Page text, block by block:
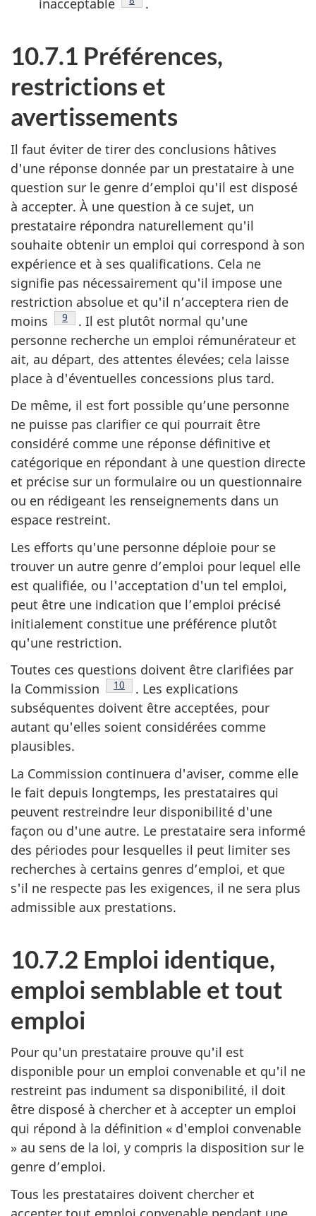
inacceptable .
10.7.1 Préférences,
restrictions et
avertissements
Il faut éviter de tirer des conclusions hâtives
d'une réponse donnée par un prestataire à une
question sur le genre d’emploi qu'il est disposé
à accepter. À une question à ce sujet, un
prestataire répondra naturellement qu'il
souhaite obtenir un emploi qui correspond à son
expérience et à ses qualifications. Cela ne
signifie pas nécessairement qu'il impose une
restriction absolue et qu'il n’acceptera rien de
moins
Note de bas de page
9
. Il est plutôt normal qu'une
personne recherche un emploi rémunérateur et
ait, au départ, des attentes élevées; cela laisse
place à d'éventuelles concessions plus tard.
De même, il est fort possible qu’une personne
ne puisse pas clarifier ce qui pourrait être
considéré comme une réponse définitive et
catégorique en répondant à une question directe
et précise sur un formulaire ou un questionnaire
ou en rédigeant les renseignements dans un
espace restreint.
Les efforts qu'une personne déploie pour se
trouver un autre genre d’emploi pour lequel elle
est qualifiée, ou l'acceptation d'un tel emploi,
peut être une indication que l’emploi précisé
initialement constitue une préférence plutôt
qu'une restriction.
Toutes ces questions doivent être clarifiées par
la Commission
Note de bas de page
10
. Les explications
subséquentes doivent être acceptées, pour
autant qu'elles soient considérées comme
plausibles.
La Commission continuera d'aviser, comme elle
le fait depuis longtemps, les prestataires qui
peuvent restreindre leur disponibilité d'une
façon ou d'une autre. Le prestataire sera informé
des périodes pour lesquelles il peut limiter ses
recherches à certains genres d’emploi, et que
s'il ne respecte pas les exigences, il ne sera plus
admissible aux prestations.
10.7.2 Emploi identique,
emploi semblable et tout
emploi
Pour qu'un prestataire prouve qu'il est
disponible pour un emploi convenable et qu'il ne
restreint pas indument sa disponibilité, il doit
être disposé à chercher et à accepter un emploi
qui répond à la définition « d'emploi convenable
» au sens de la loi, y compris la disposition sur le
genre d’emploi.
Tous les prestataires doivent chercher et